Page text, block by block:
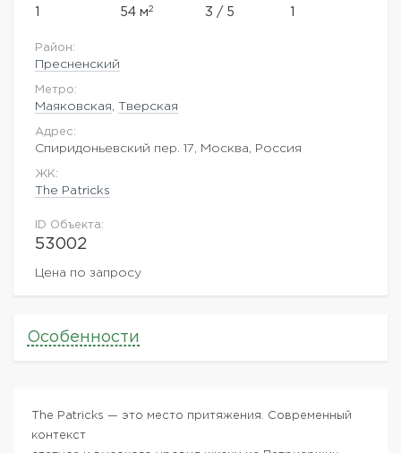
1 54 м2 3 / 5 1
Район:
Пресненский
Метро:
Маяковская Тверская
Адрес:
Спиридоньевский пер. 17, Москва, Россия
ЖK:
The Patricks
ID Объекта:
53002
Цена по запросу
Особенности
The Patricks — это место притяжения. Современный
контекст